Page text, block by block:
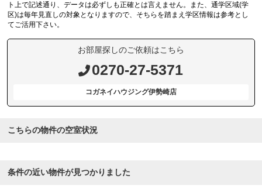
ト上で記述通り、データは必ずしも正確とは言えません。また、通学区域(学
区)は毎年見直しの対象となりますので、そちらを踏まえ学区情報は参考とし
てご活用下さい。
お部屋探しのご依頼はこちら
0270-27-5371
コガネイハウジング伊勢崎店
こちらの物件の空室状況
条件の近い物件が見つかりました